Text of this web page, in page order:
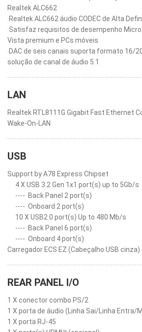
Realtek ALC662
‧Realtek ALC662 áudio CODEC de Alta
‧Satisfaz requisitos de desempenho
Vista premium e PCs móveis
‧DAC de seis canais suporta formato 16/
solução de canal de áudio 5.1
LAN
Realtek RTL8111G Gigabit Fast Ethernet
Wake-On-LAN
USB
Support by A78 Express Chipset
4 X USB 3.2 Gen 1x1 port(s) up to 5Gb/s
---- Back Panel 2 port(s)
---- Onboard 2 port(s)
10 X USB2.0 port(s) Up to 480 Mb/s
---- Back Panel 6 port(s)
---- Onboard 4 port(s)
Carregador ECS EZ (Cabeçalho USB cinza)
REAR PANEL I/O
1 X conector combo PS/2
1 X porta de áudio (Linha Sai/Linha Entra/
1 X porta RJ-45